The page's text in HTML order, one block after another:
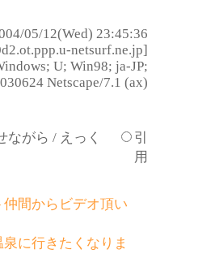
05/12(Wed) 23:45:36
netsurf.ne.jp]
U; Win98; ja-JP;
Netscape/7.1 (ax)
ながら / えっく
引
用
間からビデオ頂い
に行きたくなりま